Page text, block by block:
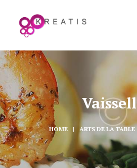
HOME ARTS DE LA TABLE